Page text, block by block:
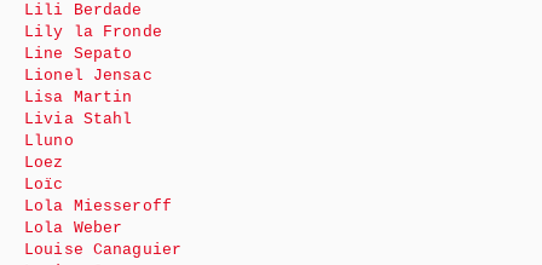
Lili Berdade
Lily la Fronde
Line Sepato
Lionel Jensac
Lisa Martin
Livia Stahl
Lluno
Loez
Loïc
Lola Miesseroff
Lola Weber
Louise Canaguier